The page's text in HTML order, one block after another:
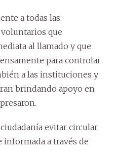
a todas las
que
al llamado y que
para controlar
a las instituciones y
brindando apoyo en
evitar circular
a través de